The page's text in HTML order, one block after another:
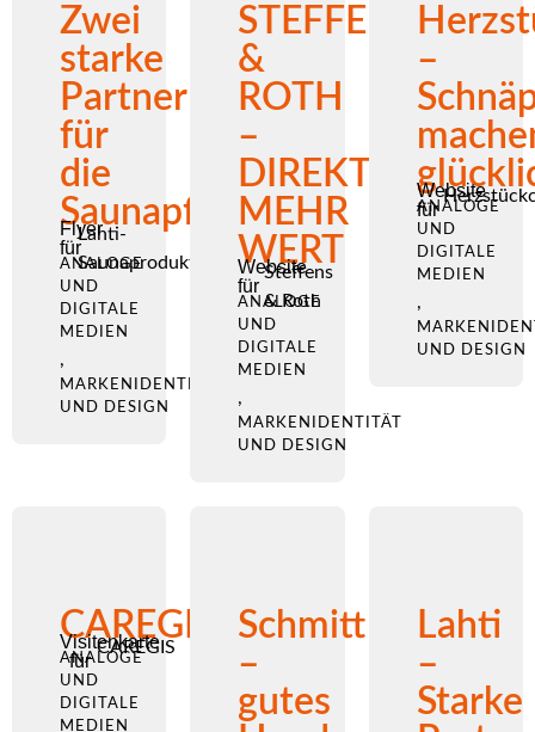
Zwei
starke
Partner
für
die
Saunapflege
Flyer
für
Lahti-
Saunaprodukte
ANALOGE
UND
DIGITALE
MEDIEN
,
MARKENIDENTITÄT
UND DESIGN
STEFFENS
&
ROTH
–
DIREKT
MEHR
WERT
Website
für
Steffens
& Roth
ANALOGE
UND
DIGITALE
MEDIEN
,
MARKENIDENTITÄT
UND DESIGN
–
Website
für
ANALOGE
UND
DIGITALE
MEDIEN
,
UND DESIGN
CAREGIS
Visitenkarte
für
CAREGIS
ANALOGE
UND
DIGITALE
MEDIEN
Schmitt
–
gutes
Lahti
–
Starke